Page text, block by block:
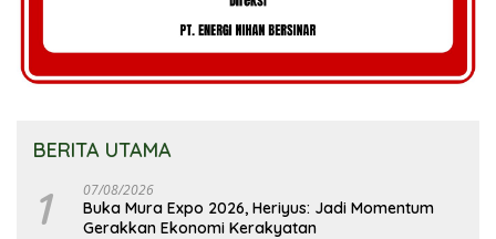
BERITA UTAMA
1 07/08/2026
Buka Mura Expo 2026, Heriyus: Jadi Momentum
Gerakkan Ekonomi Kerakyatan